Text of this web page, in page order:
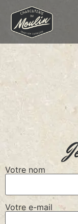
Votre nom
Votre e-mail